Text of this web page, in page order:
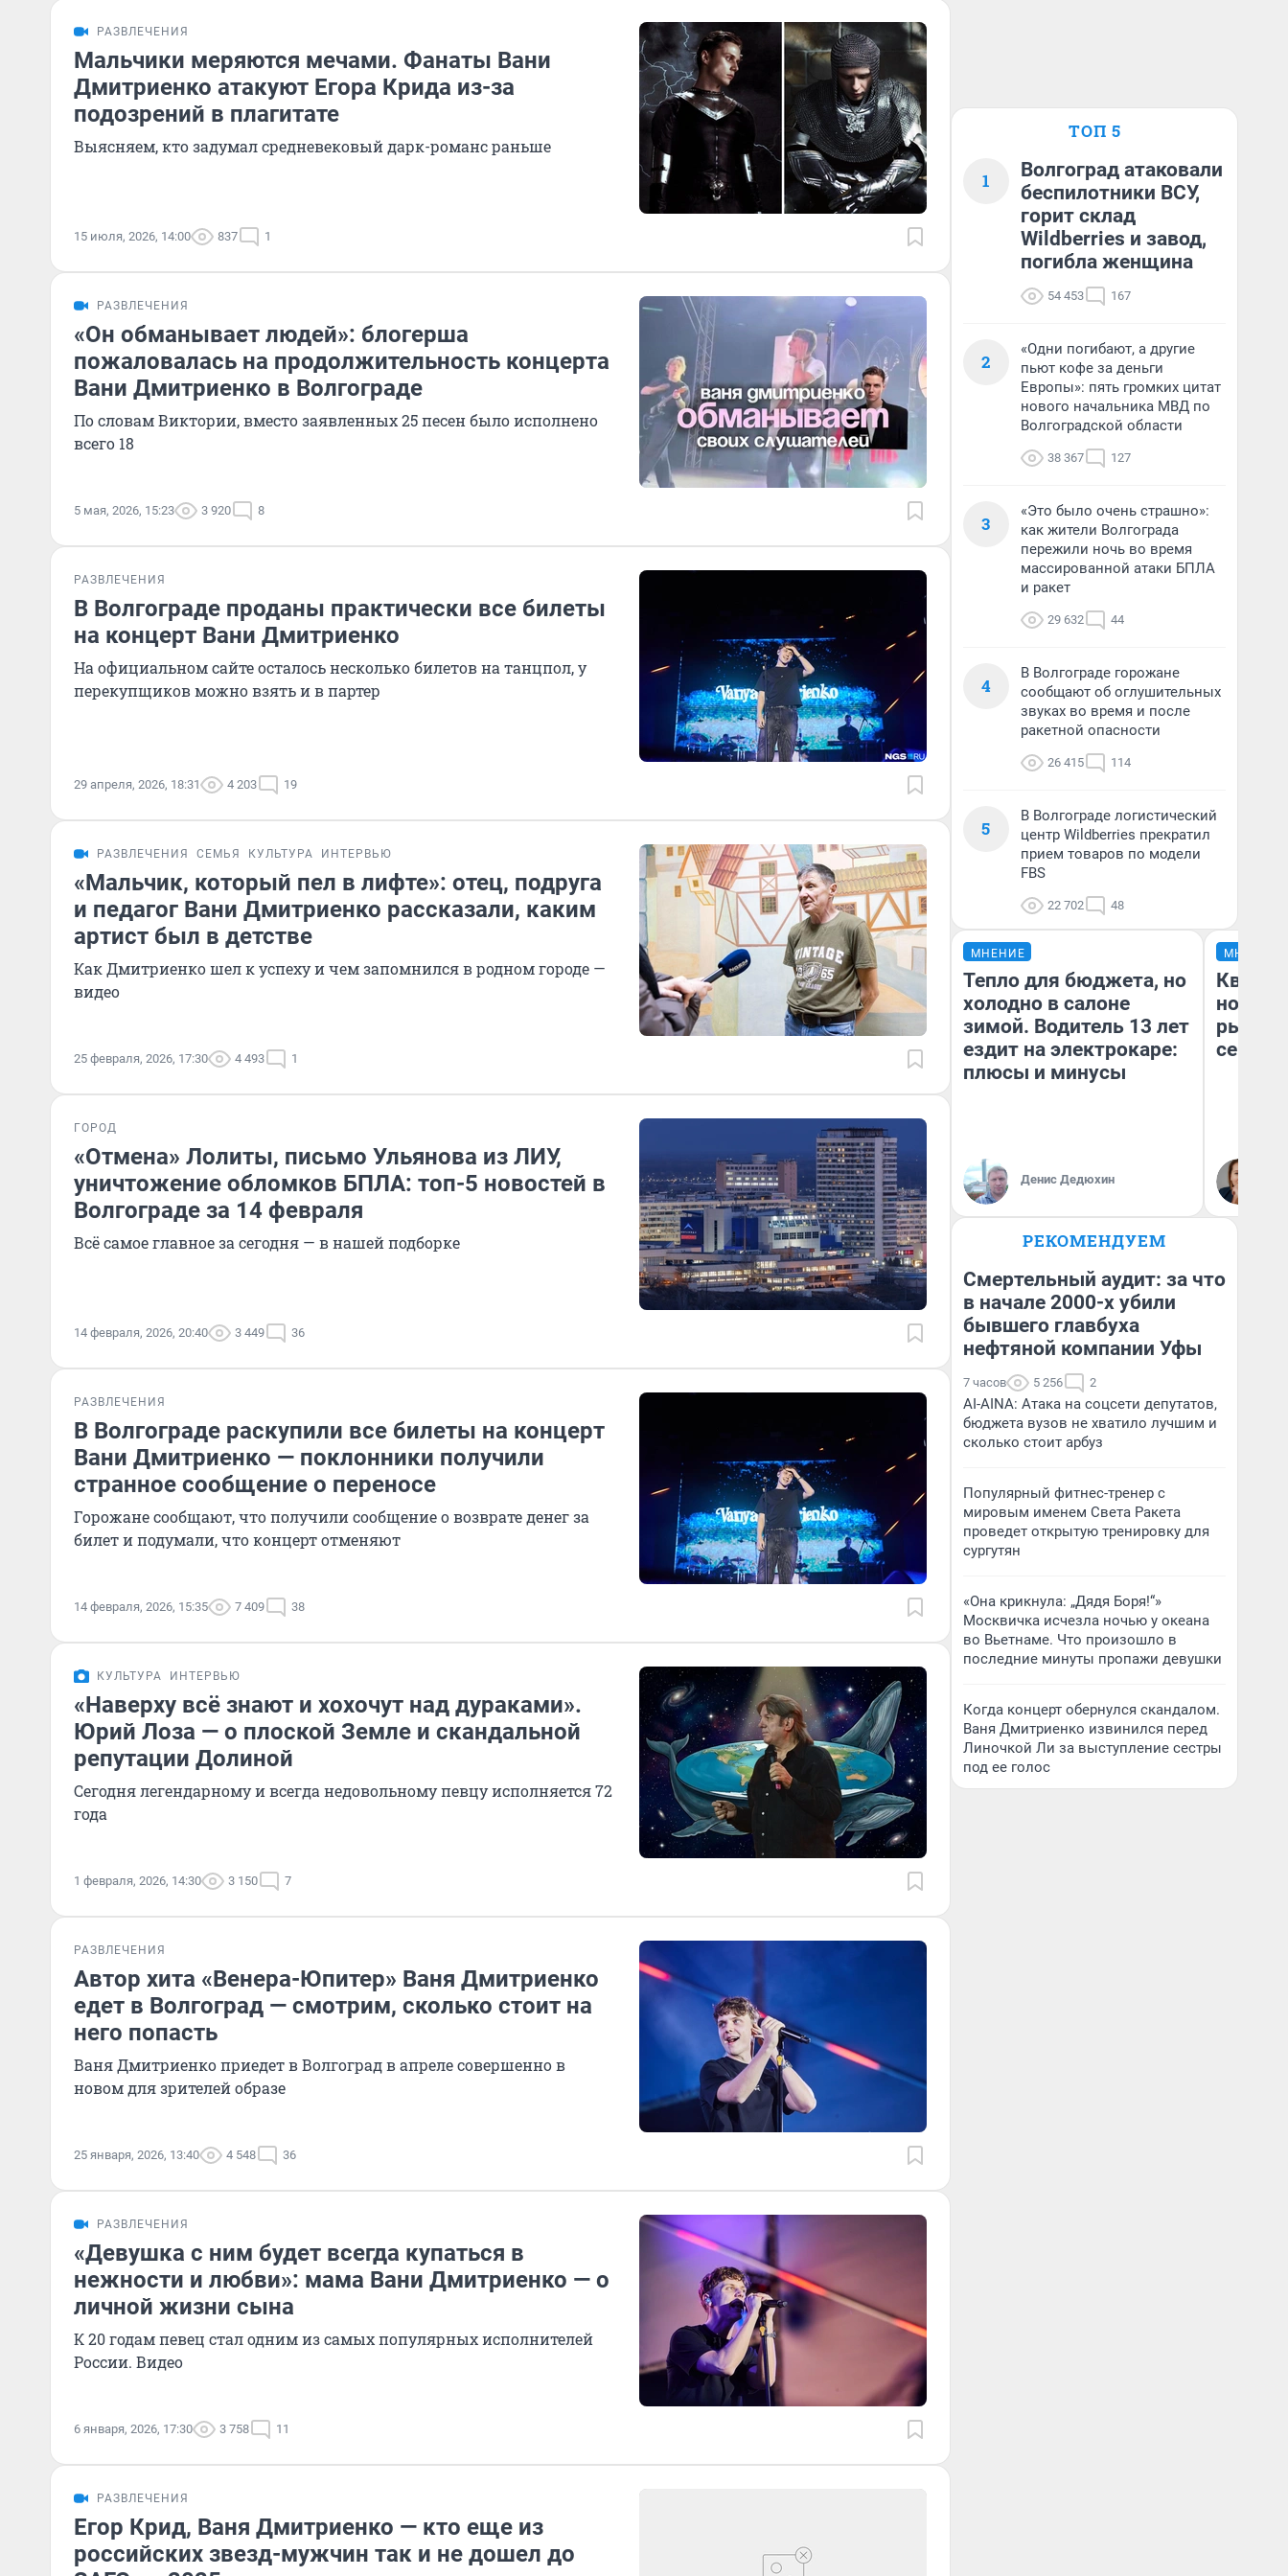
РАЗВЛЕЧЕНИЯ
Мальчики меряются мечами. Фанаты Вани
Дмитриенко атакуют Егора Крида из-за
подозрений в плагитате
Выясняем, кто задумал средневековый дарк-романс раньше
15 июля, 2026, 14:00 837 1
РАЗВЛЕЧЕНИЯ
«Он обманывает людей»: блогерша
пожаловалась на продолжительность концерта
Вани Дмитриенко в Волгограде
По словам Виктории, вместо заявленных 25 песен было исполнено
всего 18
5 мая, 2026, 15:23 3 920 8
РАЗВЛЕЧЕНИЯ
В Волгограде проданы практически все билеты
на концерт Вани Дмитриенко
На официальном сайте осталось несколько билетов на танцпол, у
перекупщиков можно взять и в партер
29 апреля, 2026, 18:31 4 203 19
РАЗВЛЕЧЕНИЯ СЕМЬЯ КУЛЬТУРА ИНТЕРВЬЮ
«Мальчик, который пел в лифте»: отец, подруга
и педагог Вани Дмитриенко рассказали, каким
артист был в детстве
Как Дмитриенко шел к успеху и чем запомнился в родном городе —
видео
25 февраля, 2026, 17:30 4 493 1
ГОРОД
«Отмена» Лолиты, письмо Ульянова из ЛИУ,
уничтожение обломков БПЛА: топ-5 новостей в
Волгограде за 14 февраля
Всё самое главное за сегодня — в нашей подборке
14 февраля, 2026, 20:40 3 449 36
РАЗВЛЕЧЕНИЯ
В Волгограде раскупили все билеты на концерт
Вани Дмитриенко — поклонники получили
странное сообщение о переносе
Горожане сообщают, что получили сообщение о возврате денег за
билет и подумали, что концерт отменяют
14 февраля, 2026, 15:35 7 409 38
КУЛЬТУРА ИНТЕРВЬЮ
«Наверху всё знают и хохочут над дураками».
Юрий Лоза — о плоской Земле и скандальной
репутации Долиной
Сегодня легендарному и всегда недовольному певцу исполняется 72
года
1 февраля, 2026, 14:30 3 150 7
РАЗВЛЕЧЕНИЯ
Автор хита «Венера-Юпитер» Ваня Дмитриенко
едет в Волгоград — смотрим, сколько стоит на
него попасть
Ваня Дмитриенко приедет в Волгоград в апреле совершенно в
новом для зрителей образе
25 января, 2026, 13:40 4 548 36
РАЗВЛЕЧЕНИЯ
«Девушка с ним будет всегда купаться в
нежности и любви»: мама Вани Дмитриенко — о
личной жизни сына
К 20 годам певец стал одним из самых популярных исполнителей
России. Видео
6 января, 2026, 17:30 3 758 11
РАЗВЛЕЧЕНИЯ
Егор Крид, Ваня Дмитриенко — кто еще из
российских звезд-мужчин так и не дошел до
ТОП 5
1
Волгоград атаковали
беспилотники ВСУ,
горит склад
Wildberries и завод,
погибла женщина
54 453 167
2
«Одни погибают, а другие
пьют кофе за деньги
Европы»: пять громких цитат
нового начальника МВД по
Волгоградской области
38 367 127
3
«Это было очень страшно»:
как жители Волгограда
пережили ночь во время
массированной атаки БПЛА
и ракет
29 632 44
4
В Волгограде горожане
сообщают об оглушительных
звуках во время и после
ракетной опасности
26 415 114
5
В Волгограде логистический
центр Wildberries прекратил
прием товаров по модели
FBS
22 702 48
МНЕНИЕ
Тепло для бюджета, но
холодно в салоне
зимой. Водитель 13 лет
ездит на электрокаре:
плюсы и минусы
Денис Дедюхин
МНЕНИЕ
но
рынок
РЕКОМЕНДУЕМ
Смертельный аудит: за что
в начале 2000-х убили
бывшего главбуха
нефтяной компании Уфы
7 часов 5 256 2
AI-AINA: Атака на соцсети депутатов,
бюджета вузов не хватило лучшим и
сколько стоит арбуз
Популярный фитнес-тренер с
мировым именем Света Ракета
проведет открытую тренировку для
сургутян
«Она крикнула: „Дядя Боря!“»
Москвичка исчезла ночью у океана
во Вьетнаме. Что произошло в
последние минуты пропажи девушки
Когда концерт обернулся скандалом.
Ваня Дмитриенко извинился перед
Линочкой Ли за выступление сестры
под ее голос